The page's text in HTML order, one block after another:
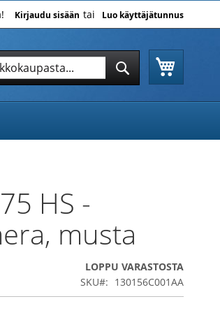
Kirjaudu sisään Luo käyttäjätunnus
HS -
musta
LOPPU VARASTOSTA
SKU
130156C001AA